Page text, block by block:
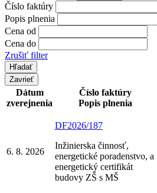
Číslo faktúry
Popis plnenia
Cena od
Cena do
Zrušiť filter
Zavrieť
Dátum
zverejnenia
Číslo faktúry
Popis plnenia
6. 8. 2026
DF2026/187
Inžinierska činnosť,
energetické poradenstvo, a
energetický certifikát
budovy ZŠ s MŠ